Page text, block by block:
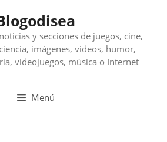
y secciones de juegos, cine,
imágenes, videos, humor,
videojuegos, música o Internet
Menú